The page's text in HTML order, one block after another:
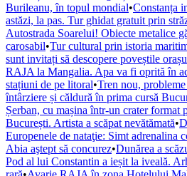
Burileanu, în topul mondial•Constanța
astăzi, la pas. Tur ghidat gratuit prin
Autostrada Soarelui! Obiecte metalice
carosabil•Tur cultural prin istoria
sunt invitați să descopere poveștile
RAJA la Mangalia. Apa va fi oprită în
stațiuni de pe litoral•Tren nou,
întârziere și căldură în prima cursă
Șerban, cu mașina într-un crater
București. Artista a scăpat nevătămată•
Europenele de nataţie: Simt adrenalina
Abia aştept să concurez•Dunărea a
Pod al lui Constantin a ieșit la iveală.